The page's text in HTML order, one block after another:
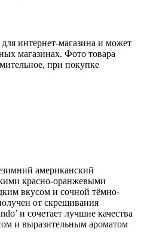
интернет-магазина и может
магазинах. Фото товара
при покупке
американский
красно-оранжевыми
вкусом и сочной тёмно-
от скрещивания
и сочетает лучшие качества
и выразительным ароматом